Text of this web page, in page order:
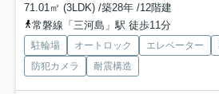
71.01㎡ (3LDK) /築28年 /12階建
常磐線「三河島」駅 徒歩11分
駐輪場 オートロック エレベーター
防犯カメラ
耐震構造